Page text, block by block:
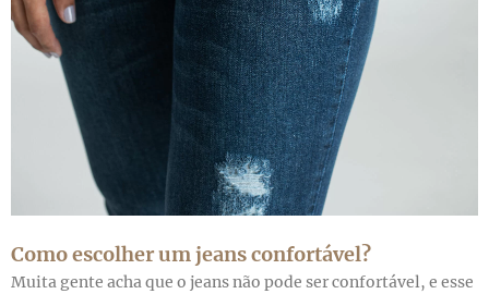
Como escolher um jeans confortável?
Muita gente acha que o jeans não pode ser confortável, e esse